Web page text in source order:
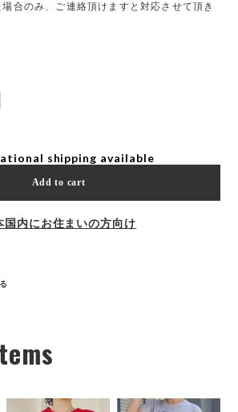
合のみ、ご連絡頂けますと対応させて頂き
shipping available
Add to cart
国内にお住まいの方向け